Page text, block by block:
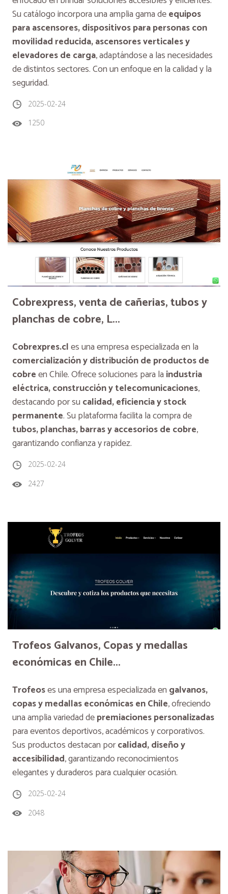
Su catálogo incorpora una amplia gama deequipos
para ascensores, dispositivos para personas con
movilidad reducida, ascensores verticales y
elevadores de carga, adaptándose a las necesidades
de distintos sectores. Con un enfoque en la calidad y la
seguridad.
2025-02-24
1250
Cobrexpress, venta de cañerias, tubos y
planchas de cobre, L...
Cobrexpres.cles una empresa especializada en la
comercialización y distribución de productos de
cobreen Chile. Ofrece soluciones para la industria
eléctrica, construcción y telecomunicaciones,
destacando por su calidad, eficiencia y stock
permanente. Su plataforma facilita la compra de
tubos, planchas, barras y accesorios de cobre,
garantizando confianza y rapidez.
2025-02-24
2427
Trofeos Galvanos, Copas y medallas
económicas en Chile...
Trofeoses una empresa especializada en galvanos,
copas y medallas económicas en Chile, ofreciendo
una amplia variedad depremiaciones personalizadas
para eventos deportivos, académicos y corporativos.
Sus productos destacan porcalidad, diseño y
accesibilidad, garantizando reconocimientos
elegantes y duraderos para cualquier ocasión.
2025-02-24
2048